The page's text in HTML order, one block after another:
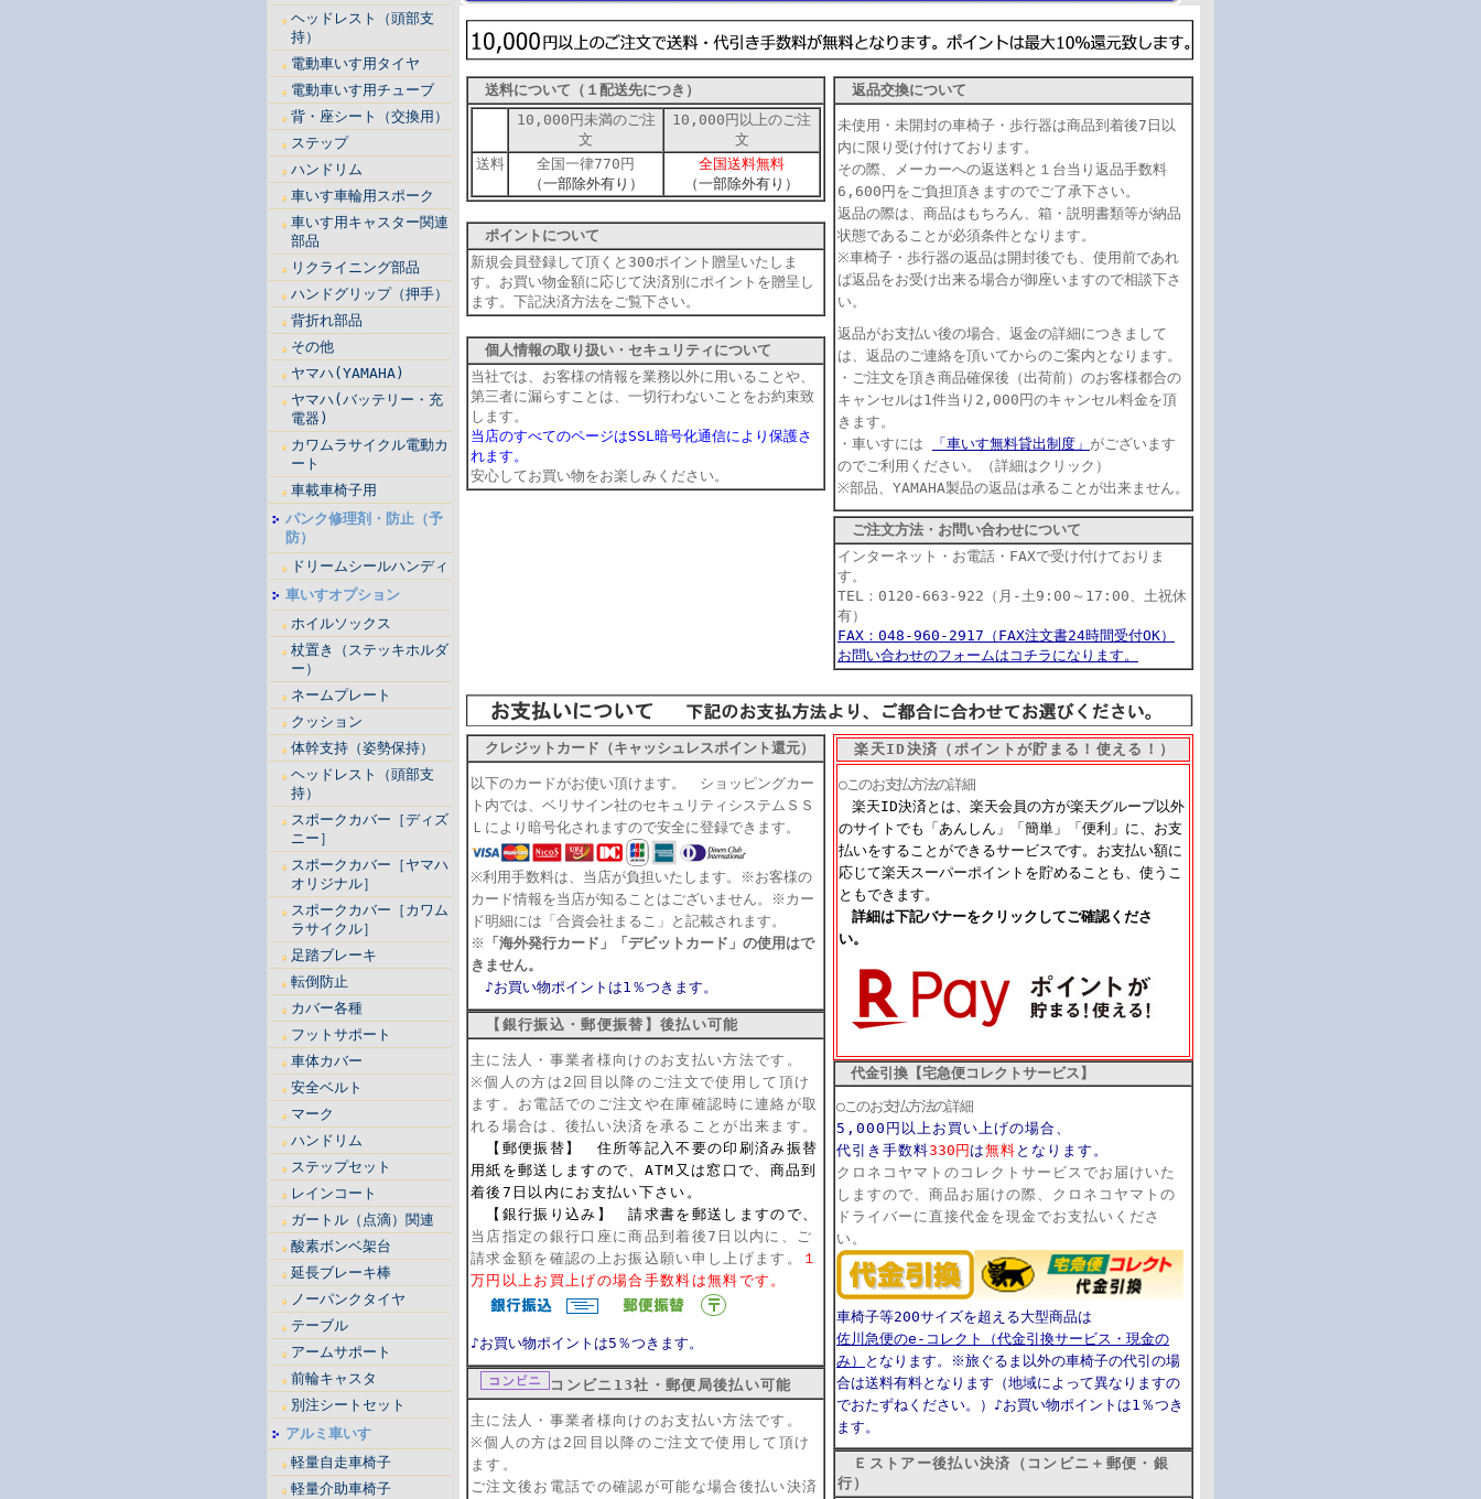
ヘッドレスト（頭部支
持）
電動車いす用タイヤ
電動車いす用チューブ
背・座シート（交換用）
ステップ
ハンドリム
車いす車輪用スポーク
車いす用キャスター関連
部品
リクライニング部品
ハンドグリップ（押手）
背折れ部品
その他
ヤマハ(YAMAHA)
ヤマハ(バッテリー・充
電器)
カワムラサイクル電動カ
ート
車載車椅子用
パンク修理剤・防止（予
防）
ドリームシールハンディ
車いすオプション
ホイルソックス
杖置き（ステッキホルダ
ー）
ネームプレート
クッション
体幹支持（姿勢保持）
ヘッドレスト（頭部支
持）
スポークカバー［ディズ
ニー］
スポークカバー［ヤマハ
オリジナル］
スポークカバー［カワム
ラサイクル］
足踏ブレーキ
転倒防止
カバー各種
フットサポート
車体カバー
安全ベルト
マーク
ハンドリム
ステップセット
レインコート
ガートル（点滴）関連
酸素ボンベ架台
延長ブレーキ棒
ノーパンクタイヤ
テーブル
アームサポート
前輪キャスタ
別注シートセット
アルミ車いす
軽量自走車椅子
軽量介助車椅子
送料について（１配送先につき）
10,000円未満のご注
文
10,000円以上のご注
文
送料
全国一律770円
（一部除外有り）
全国送料無料
（一部除外有り）
ポイントについて
新規会員登録して頂くと300ポイント贈呈いたしま
す。お買い物金額に応じて決済別にポイントを贈呈し
ます。下記決済方法をご覧下さい。
個人情報の取り扱い・セキュリティについて
当社では、お客様の情報を業務以外に用いることや、
第三者に漏らすことは、一切行わないことをお約束致
します。
当店のすべてのページはSSL暗号化通信により保護さ
れます。
安心してお買い物をお楽しみください。
返品交換について
未使用・未開封の車椅子・歩行器は商品到着後7日以
内に限り受け付けております。
その際、メーカーへの返送料と１台当り返品手数料
6,600円をご負担頂きますのでご了承下さい。
返品の際は、商品はもちろん、箱・説明書類等が納品
状態であることが必須条件となります。
※車椅子・歩行器の返品は開封後でも、使用前であれ
ば返品をお受け出来る場合が御座いますので相談下さ
い。
返品がお支払い後の場合、返金の詳細につきまして
は、返品のご連絡を頂いてからのご案内となります。
・ご注文を頂き商品確保後（出荷前）のお客様都合の
キャンセルは1件当り2,000円のキャンセル料金を頂
きます。
・車いすには
「車いす無料貸出制度」 がございます
のでご利用ください。（詳細はクリック）
※部品、YAMAHA製品の返品は承ることが出来ません。
ご注文方法・お問い合わせについて
インターネット・お電話・FAXで受け付けておりま
す。
TEL：0120-663-922（月-土9:00～17:00、土祝休
有）
FAX：048-960-2917（FAX注文書24時間受付OK）
お問い合わせのフォームはコチラになります。
クレジットカード（キャッシュレスポイント還元）
以下のカードがお使い頂けます。 ショッピングカー
ト内では、ベリサイン社のセキュリティシステムＳＳ
Ｌにより暗号化されますので安全に登録できます。
※利用手数料は、当店が負担いたします。※お客様の
カード情報を当店が知ることはございません。※カー
ド明細には「合資会社まるこ」と記載されます。
※ 「海外発行カード」「デビットカード」の使用はで
きません。
♪お買い物ポイントは1％つきます。
【銀行振込・郵便振替】 後払い可能
主に法人・事業者様向けのお支払い方法です。
※個人の方は2回目以降のご注文で使用して頂け
ます。 お電話でのご注文や在庫確認時に連絡が取
れる場合は、後払い決済を承ることが出来ます。
【郵便振替】 住所等記入不要の印刷済み振替
用紙を郵送しますので、ATM又は窓口で、商品到
着後7日以内にお支払い下さい。
【銀行振り込み】 請求書を郵送しますので、
当店指定の銀行口座に商品到着後7日以内に、ご
請求金額を確認の上お振込願い申し上げます。
１
万円以上お買上げの場合手数料は無料です。
♪お買い物ポイントは5％つきます。
コンビニ13社・郵便局後払い可能
主に法人・事業者様向けのお支払い方法です。
※個人の方は2回目以降のご注文で使用して頂け
ます。
ご注文後お電話での確認が可能な場合 後払い決済
楽天ID決済（ポイントが貯まる！使える！）
○このお支払方法の詳細
楽天ID決済とは、楽天会員の方が楽天グループ以外
のサイトでも「あんしん」「簡単」「便利」に、お支
払いをすることができるサービスです。お支払い額に
応じて楽天スーパーポイントを貯めることも、使うこ
ともできます。
詳細は下記バナーをクリックしてご確認くださ
い。
代金引換【宅急便コレクトサービス】
○このお支払方法の詳細
5,000円以上お買い上げの場合、
代引き手数料330円 は無料 となります。
クロネコヤマトのコレクトサービスでお届けいた
しますので、商品お届けの際、クロネコヤマトの
ドライバーに直接代金を現金でお支払いくださ
い。
車椅子等200サイズを超える大型商品は
佐川急便のe-コレクト（代金引換サービス・現金の
み）
となります。※旅ぐるま以外の車椅子の代引の場
合は送料有料となります（地域によって異なりますの
でおたずねください。） ♪お買い物ポイントは1％つき
ます。
Ｅストアー後払い決済（コンビニ＋郵便・銀
行）